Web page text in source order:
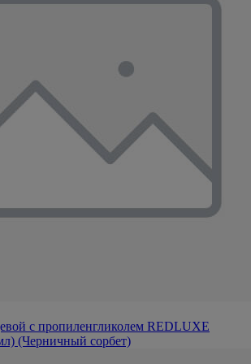
с пропиленгликолем REDLUXE
(Черничный сорбет)